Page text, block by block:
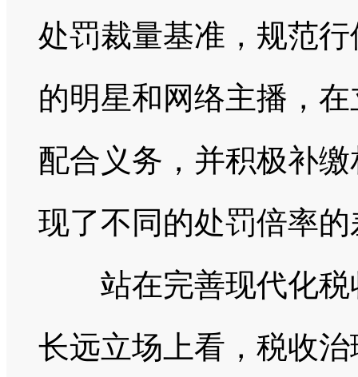
处罚裁量基准，规范
的明星和网络主播，
配合义务，并积极补
现了不同的处罚倍率
站在完善现代化税
长远立场上看，税收